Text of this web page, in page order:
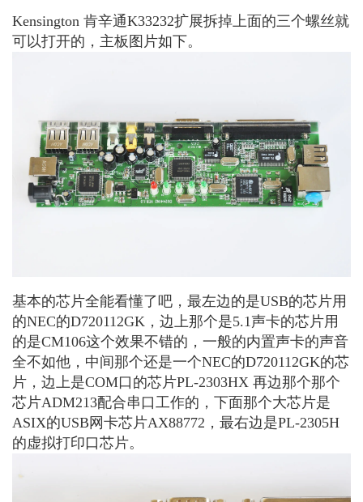
Kensington 肯辛通K33232扩展拆掉上面的三个螺丝就
可以打开的，主板图片如下。
基本的芯片全能看懂了吧，最左边的是USB的芯片用
的NEC的D720112GK，边上那个是5.1声卡的芯片用
的是CM106这个效果不错的，一般的内置声卡的声音
全不如他，中间那个还是一个NEC的D720112GK的芯
片，边上是COM口的芯片PL-2303HX 再边那个那个
芯片ADM213配合串口工作的，下面那个大芯片是
ASIX的USB网卡芯片AX88772，最右边是PL-2305H
的虚拟打印口芯片。